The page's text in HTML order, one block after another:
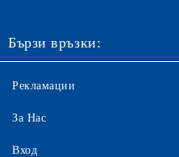
Бързи връзки:
Рекламации
За Нас
Вход